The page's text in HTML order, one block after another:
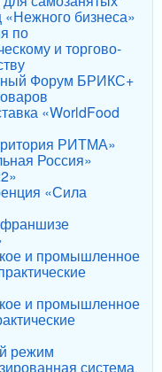
бизнеса»
по
и торгово-
Форум БРИКС+
«WorldFood
РИТМА»
Россия»
«Сила
и промышленное
и промышленное
режим
система